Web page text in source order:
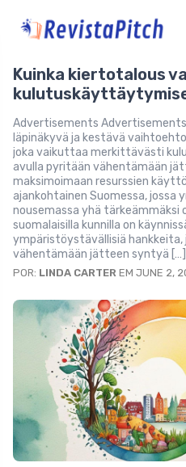
Kuinka kiertotalous
Advertisements
läpinäkyvä ja kestävä
joka vaikuttaa merkittävästi
avulla pyritään vähentämään
maksimoimaan resurssien
ajankohtainen Suomessa,
nousemassa yhä tärkeämmäksi
suomalaisilla kunnilla on
ympäristöystävällisiä
vähentämään jätteen syntyä […]
POR: LINDA CARTER EM JUNE 2,